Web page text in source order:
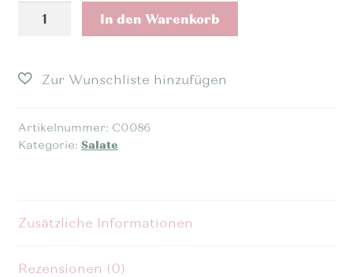
Avocado
Menge
In den Warenkorb
Artikelnummer: C0086
Kategorie: Salate
Zusätzliche Informationen
Rezensionen (0)